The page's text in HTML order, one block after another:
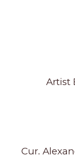
Artist
Cur.